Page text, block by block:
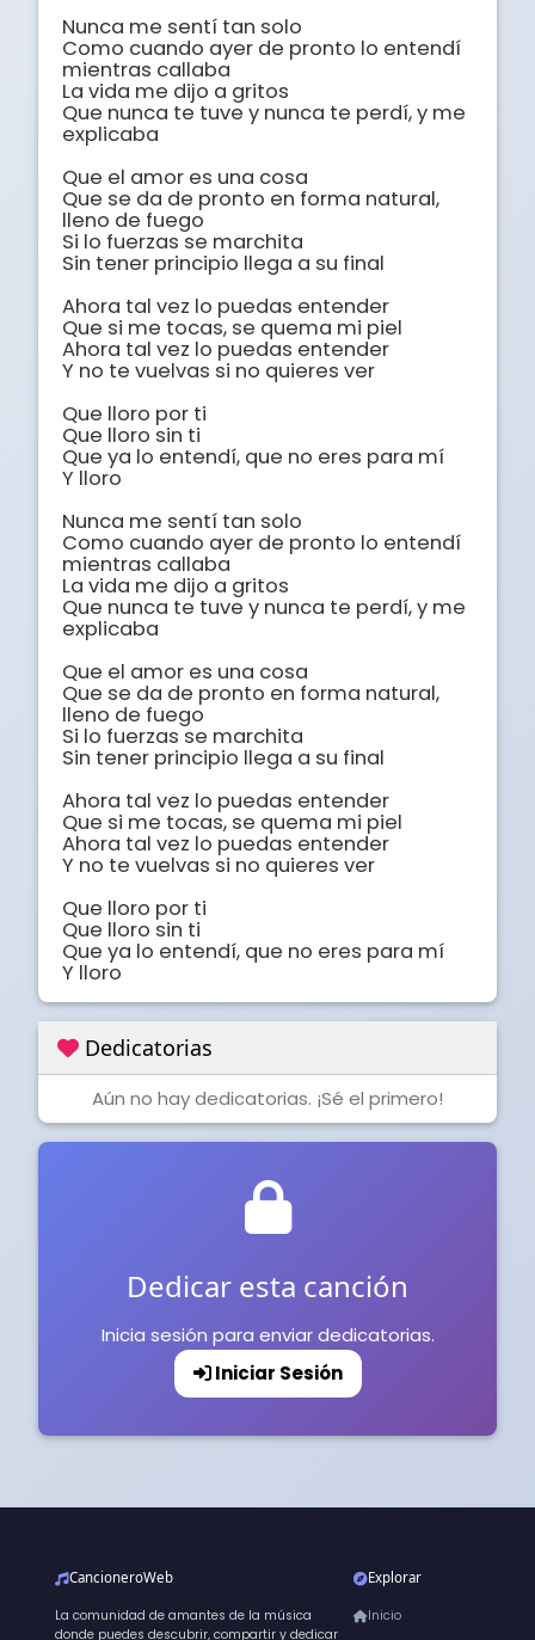
Nunca me sentí tan solo
Como cuando ayer de pronto lo entendí
mientras callaba
La vida me dijo a gritos
Que nunca te tuve y nunca te perdí, y me
explicaba
Que el amor es una cosa
Que se da de pronto en forma natural,
lleno de fuego
Si lo fuerzas se marchita
Sin tener principio llega a su final
Ahora tal vez lo puedas entender
Que si me tocas, se quema mi piel
Ahora tal vez lo puedas entender
Y no te vuelvas si no quieres ver
Que lloro por ti
Que lloro sin ti
Que ya lo entendí, que no eres para mí
Y lloro
Nunca me sentí tan solo
Como cuando ayer de pronto lo entendí
mientras callaba
La vida me dijo a gritos
Que nunca te tuve y nunca te perdí, y me
explicaba
Que el amor es una cosa
Que se da de pronto en forma natural,
lleno de fuego
Si lo fuerzas se marchita
Sin tener principio llega a su final
Ahora tal vez lo puedas entender
Que si me tocas, se quema mi piel
Ahora tal vez lo puedas entender
Y no te vuelvas si no quieres ver
Que lloro por ti
Que lloro sin ti
Que ya lo entendí, que no eres para mí
Y lloro
Dedicatorias
Aún no hay dedicatorias. ¡Sé el primero!
Dedicar esta canción
Inicia sesión para enviar dedicatorias.
Iniciar Sesión
CancioneroWeb
La comunidad de amantes de la música
donde puedes descubrir, compartir y dedicar
Explorar
Inicio